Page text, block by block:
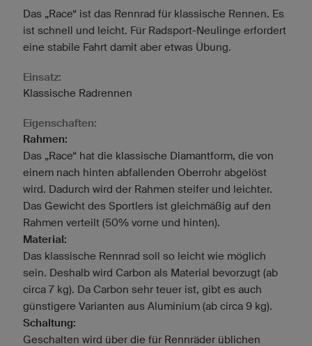
Das „Race“ ist das Rennrad für klassische Rennen. Es
ist schnell und leicht. Für Radsport-Neulinge erfordert
eine stabile Fahrt damit aber etwas Übung.
Einsatz:
Klassische Radrennen
Eigenschaften:
Rahmen:
Das „Race“ hat die klassische Diamantform, die von
einem nach hinten abfallenden Oberrohr abgelöst
wird. Dadurch wird der Rahmen steifer und leichter.
Das Gewicht des Sportlers ist gleichmäßig auf den
Rahmen verteilt (50% vorne und hinten).
Material:
Das klassische Rennrad soll so leicht wie möglich
sein. Deshalb wird Carbon als Material bevorzugt (ab
circa 7 kg). Da Carbon sehr teuer ist, gibt es auch
günstigere Varianten aus Aluminium (ab circa 9 kg).
Schaltung:
Geschalten wird über die für Rennräder üblichen